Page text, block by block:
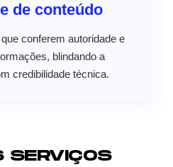
de conteúdo
conferem autoridade e
blindando a
credibilidade técnica.
SERVIÇOS